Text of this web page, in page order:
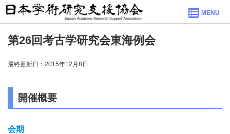
MENU
第26回考古学研究会東海例会
最終更新日：2015年12月8日
開催概要
会期